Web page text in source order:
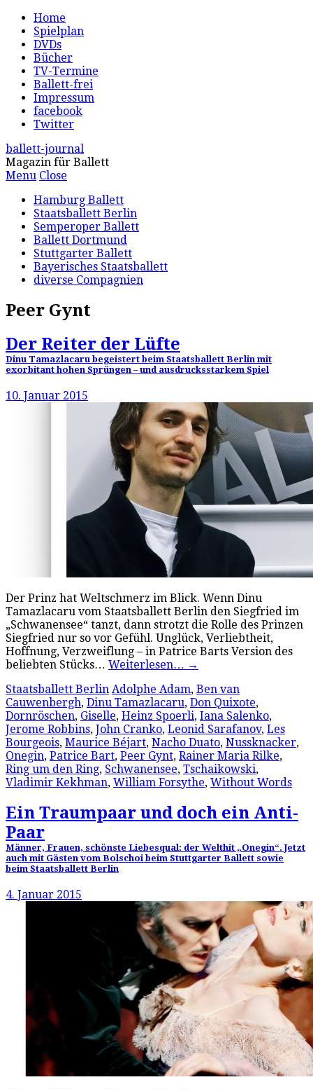
Home
Spielplan
DVDs
Bücher
TV-Termine
Ballett-frei
Impressum
facebook
Twitter
ballett-journal
Magazin für Ballett
Menu Close
Hamburg Ballett
Staatsballett Berlin
Semperoper Ballett
Ballett Dortmund
Stuttgarter Ballett
Bayerisches Staatsballett
diverse Compagnien
Peer Gynt
Der Reiter der Lüfte
Dinu Tamazlacaru begeistert beim Staatsballett Berlin mit
exorbitant hohen Sprüngen – und ausdrucksstarkem Spiel
10. Januar 2015
Der Prinz hat Weltschmerz im Blick. Wenn Dinu
Tamazlacaru vom Staatsballett Berlin den Siegfried im
„Schwanensee“ tanzt, dann strotzt die Rolle des Prinzen
Siegfried nur so vor Gefühl. Unglück, Verliebtheit,
Hoffnung, Verzweiflung – in Patrice Barts Version des
beliebten Stücks… Weiterlesen… →
Staatsballett Berlin Adolphe Adam, Ben van
Cauwenbergh, Dinu Tamazlacaru, Don Quixote,
Dornröschen, Giselle, Heinz Spoerli, Iana Salenko,
Jerome Robbins, John Cranko, Leonid Sarafanov, Les
Bourgeois, Maurice Béjart, Nacho Duato, Nussknacker,
Onegin, Patrice Bart, Peer Gynt, Rainer Maria Rilke,
Ring um den Ring, Schwanensee, Tschaikowski,
Vladimir Kekhman, William Forsythe, Without Words
Ein Traumpaar und doch ein Anti-
Paar
Männer, Frauen, schönste Liebesqual: der Welthit „Onegin“. Jetzt
auch mit Gästen vom Bolschoi beim Stuttgarter Ballett sowie
beim Staatsballett Berlin
4. Januar 2015